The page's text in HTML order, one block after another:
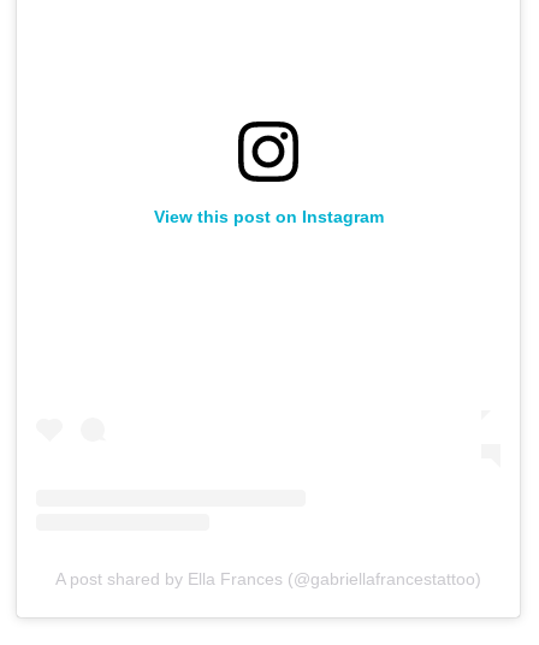
View this post on Instagram
A post shared by Ella Frances (@gabriellafrancestattoo)